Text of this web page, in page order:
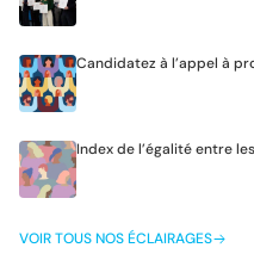
Candidatez à l’appel à
Index de l’égalité entre
VOIR TOUS NOS ÉCLAIRAGES